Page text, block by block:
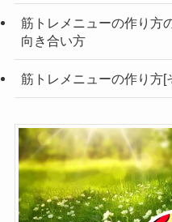
筋トレメニューの作り方
向き合い方
筋トレメニューの作り方[